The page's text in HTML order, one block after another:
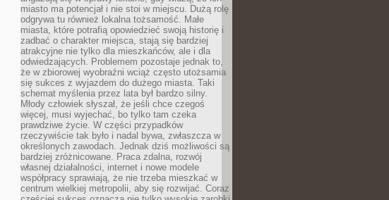
miasto ma potencjał i nie stoi w miejscu. Dużą rolę
odgrywa tu również lokalna tożsamość. Małe
miasta, które potrafią opowiedzieć swoją historię i
zadbać o charakter miejsca, stają się bardziej
atrakcyjne nie tylko dla mieszkańców, ale i dla
odwiedzających. Problemem pozostaje jednak to,
że w zbiorowej wyobraźni wciąż często utożsamia
się sukces z wyjazdem do dużego miasta. Taki
schemat myślenia przez lata był bardzo silny.
Młody człowiek słyszał, że jeśli chce czegoś
więcej, musi wyjechać, bo tylko tam czeka
prawdziwe życie. W części przypadków
rzeczywiście tak było i nadal bywa, zwłaszcza w
określonych zawodach. Jednak dziś możliwości są
bardziej zróżnicowane. Praca zdalna, rozwój
własnej działalności, internet i nowe modele
współpracy sprawiają, że nie trzeba mieszkać w
centrum wielkiej metropolii, aby się rozwijać. Coraz